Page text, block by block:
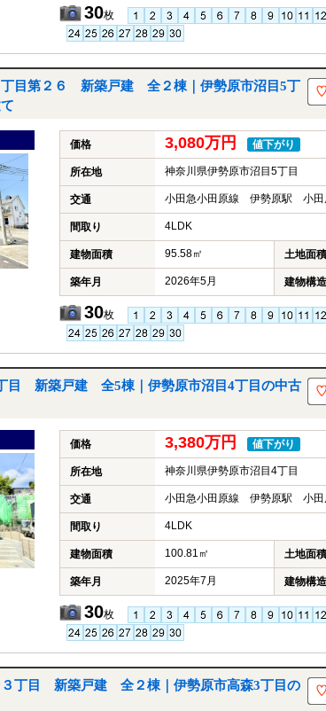
30枚
丁目第２６ 新築戸建 全２棟｜伊勢原市沼目5丁
価格 3,080万円 値下がり
所在地 神奈川県伊勢原市沼目5丁目
交通 小田急小田原線 伊勢原駅 小田
間取り 4LDK
建物面積 95.58㎡ 土地面積
築年月 2026年5月 建物構造
30枚
目 新築戸建 全5棟｜伊勢原市沼目4丁目の中古
価格 3,380万円 値下がり
所在地 神奈川県伊勢原市沼目4丁目
交通 小田急小田原線 伊勢原駅 小田
間取り 4LDK
建物面積 100.81㎡ 土地面積
築年月 2025年7月 建物構造
30枚
３丁目 新築戸建 全２棟｜伊勢原市高森3丁目の